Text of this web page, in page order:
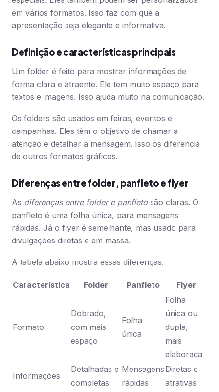
em vários formatos. Isso faz com que a
apresentação seja elegante e informativa.
Definição e características principais
Um folder é feito para mostrar informações de
forma clara e atraente. Ele tem muito espaço para
textos e imagens. Isso ajuda muito na comunicação.
Os folders são usados em feiras, eventos e
campanhas. Eles têm o objetivo de chamar a
atenção e detalhar a mensagem. Isso os diferencia
de outros formatos gráficos.
Diferenças entre folder, panfleto e flyer
As diferenças entre folder e panfleto são claras. O
panfleto é uma folha única, para mensagens
rápidas. Já o flyer é semelhante, mas usado para
divulgações diretas e em massa.
A tabela abaixo mostra essas diferenças:
Característica Folder Panfleto Flyer
Formato
Dobrado,
com mais
espaço
Folha
única
Folha
única ou
dupla,
mais
elaborada
Informações
Detalhadas e
completas
Mensagens
rápidas
Diretas e
atrativas